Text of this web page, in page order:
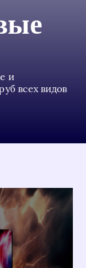
и
всех видов